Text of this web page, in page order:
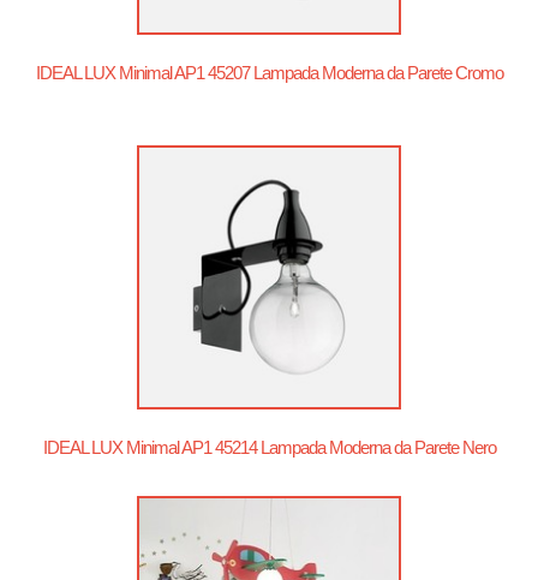
IDEAL LUX Minimal AP1 45207 Lampada Moderna da Parete Cromo
IDEAL LUX Minimal AP1 45214 Lampada Moderna da Parete Nero